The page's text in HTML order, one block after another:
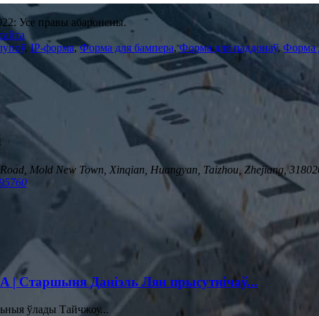
Усе правы абаронены.
,IP-форма,Форма для бампера,Форма для паддонаў,Форма
Mold New Town, Xinqian, Huangyan, Taizhou, Zhejiang,
Старшыня Даніэль Лян прысутнічаў...
ўлады Тайчжоу...